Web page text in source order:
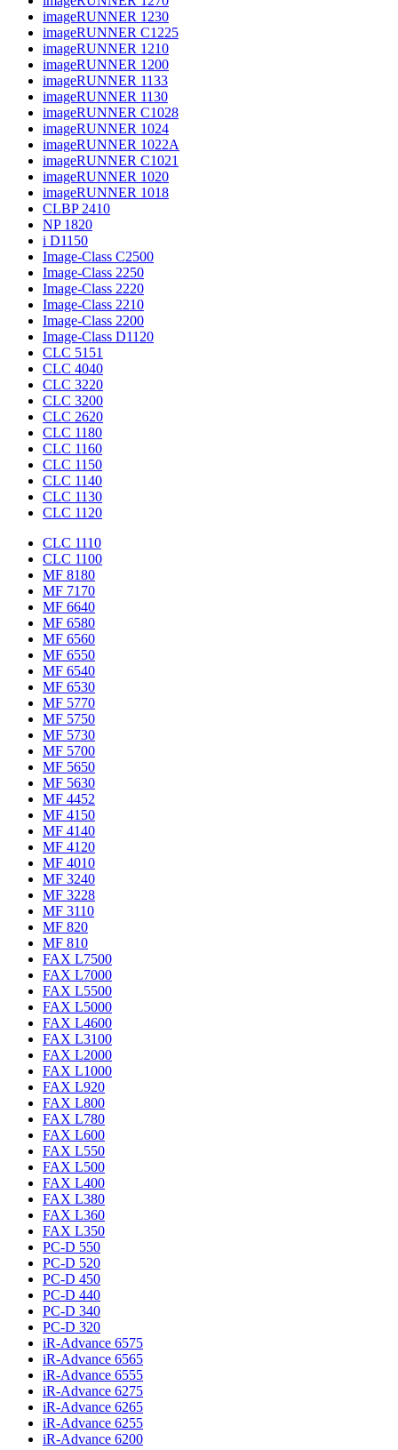
imageRUNNER 1230
imageRUNNER C1225
imageRUNNER 1210
imageRUNNER 1200
imageRUNNER 1133
imageRUNNER 1130
imageRUNNER C1028
imageRUNNER 1024
imageRUNNER 1022A
imageRUNNER C1021
imageRUNNER 1020
imageRUNNER 1018
CLBP 2410
NP 1820
i D1150
Image-Class C2500
Image-Class 2250
Image-Class 2220
Image-Class 2210
Image-Class 2200
Image-Class D1120
CLC 5151
CLC 4040
CLC 3220
CLC 3200
CLC 2620
CLC 1180
CLC 1160
CLC 1150
CLC 1140
CLC 1130
CLC 1120
CLC 1110
CLC 1100
MF 8180
MF 7170
MF 6640
MF 6580
MF 6560
MF 6550
MF 6540
MF 6530
MF 5770
MF 5750
MF 5730
MF 5700
MF 5650
MF 5630
MF 4452
MF 4150
MF 4140
MF 4120
MF 4010
MF 3240
MF 3228
MF 3110
MF 820
MF 810
FAX L7500
FAX L7000
FAX L5500
FAX L5000
FAX L4600
FAX L3100
FAX L2000
FAX L1000
FAX L920
FAX L800
FAX L780
FAX L600
FAX L550
FAX L500
FAX L400
FAX L380
FAX L360
FAX L350
PC-D 550
PC-D 520
PC-D 450
PC-D 440
PC-D 340
PC-D 320
iR-Advance 6575
iR-Advance 6565
iR-Advance 6555
iR-Advance 6275
iR-Advance 6265
iR-Advance 6255
iR-Advance 6200